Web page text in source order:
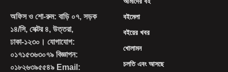
অফিস ও শো-রুম: বাড়ি ০৭, সড়ক
১৪/সি, সেক্টর ৪, উত্তরা,
ঢাকা-১২৩০। যোগাযোগ:
০১৭১৫৩৬৩০৭৯ বিজ্ঞাপন:
০১৮২৬৩৯৫৫৪৯ Email:
বইমেলা
বইয়ের খবর
খোলামন
চলতি এবং আসছে